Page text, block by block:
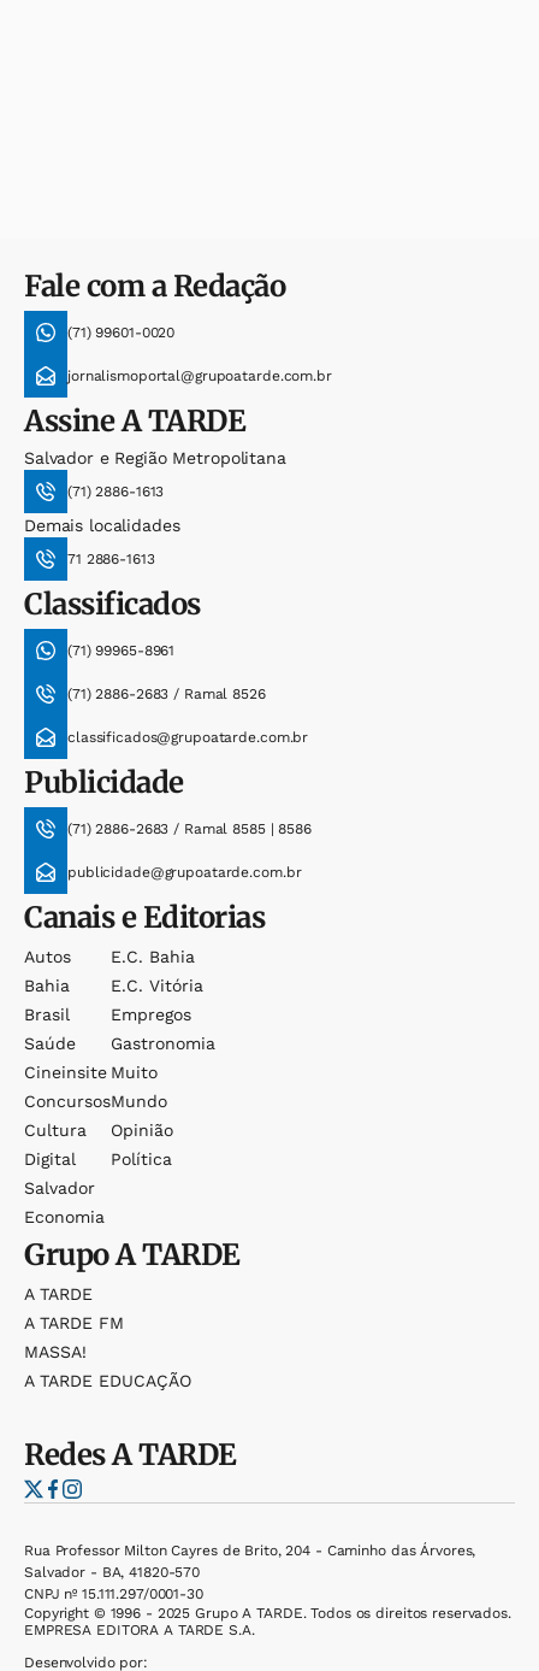
Fale com a Redação
(71) 99601-0020
jornalismoportal@grupoatarde.com.br
AssineA TARDE
Salvador e Região Metropolitana
(71) 2886-1613
Demais localidades
71 2886-1613
Classificados
(71) 99965-8961
(71) 2886-2683 / Ramal 8526
classificados@grupoatarde.com.br
Publicidade
(71) 2886-2683 / Ramal 8585 | 8586
publicidade@grupoatarde.com.br
Canais e Editorias
Autos
Bahia
Brasil
Saúde
Cineinsite
Concursos
Cultura
Digital
Salvador
Economia
E.c. Bahia
E.c. Vitória
Empregos
Gastronomia
Muito
Mundo
Opinião
Política
GrupoA TARDE
A TARDE
A TARDE FM
MASSA!
A TARDE EDUCAÇÃO
RedesA TARDE
Rua Professor Milton Cayres de Brito, 204 - Caminho das Árvores,
Salvador - BA, 41820-570
CNPJ nº 15.111.297/0001-30
Copyright © 1996 - 2025 Grupo A TARDE. Todos os direitos reservados.
EMPRESA EDITORA A TARDE S.A.
Desenvolvido por: